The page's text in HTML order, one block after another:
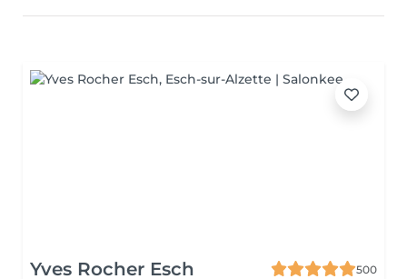
Yves Rocher Esch
500